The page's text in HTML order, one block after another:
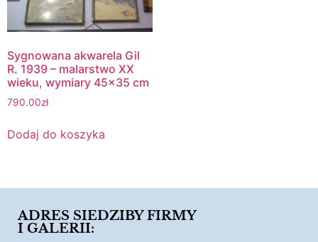
Sygnowana akwarela Gil
R. 1939 – malarstwo XX
wieku, wymiary 45×35 cm
790.00zł
Dodaj do koszyka
ADRES SIEDZIBY FIRMY
I GALERII: